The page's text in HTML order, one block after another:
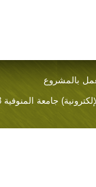
بالمشروع
جامعة المنوفية 2013